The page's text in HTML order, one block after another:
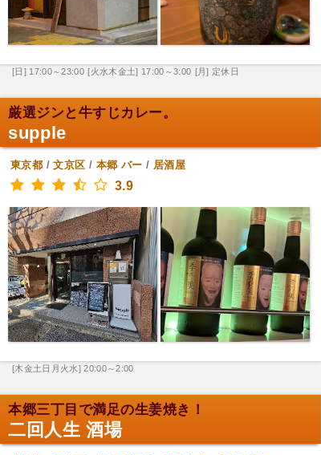
[日] 17:00～23:00 [火水木金土] 17:00～3:00 [月] 定休日
厳選ジンと牛すじカレー。
supple
東京都 /文京区 / 本郷 バー / 居酒屋
3.9
[木金土日月火水] 20:00～2:00
本郷三丁目で満足の生姜焼き！
二回人生 酒場